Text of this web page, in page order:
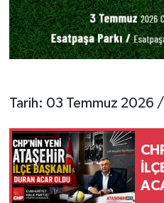
Tarih: 03 Temmuz 2026